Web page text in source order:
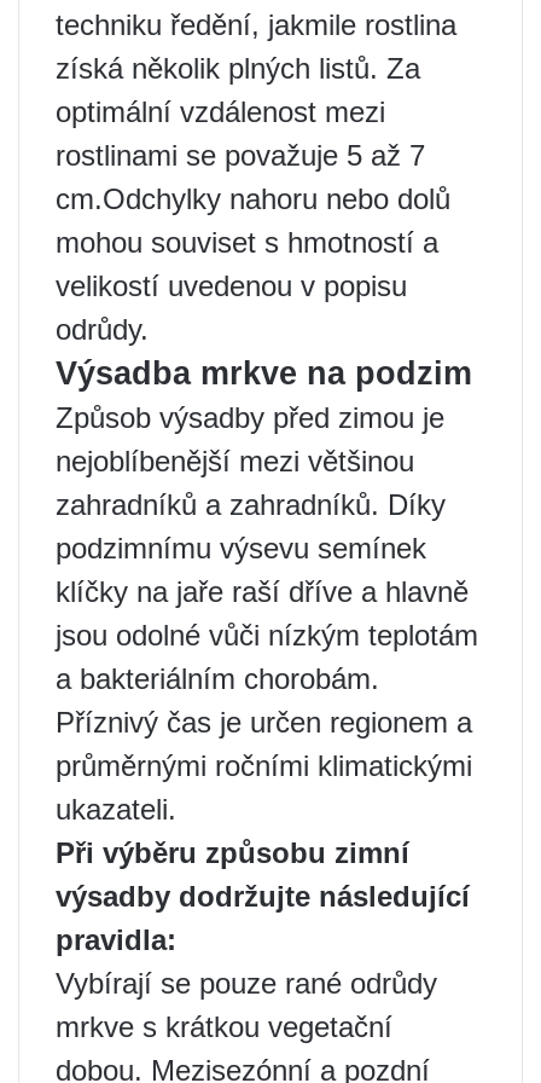
techniku ​​​​ředění, jakmile rostlina
získá několik plných listů. Za
optimální vzdálenost mezi
rostlinami se považuje 5 až 7
cm.Odchylky nahoru nebo dolů
mohou souviset s hmotností a
velikostí uvedenou v popisu
odrůdy.
Výsadba mrkve na podzim
Způsob výsadby před zimou je
nejoblíbenější mezi většinou
zahradníků a zahradníků. Díky
podzimnímu výsevu semínek
klíčky na jaře raší dříve a hlavně
jsou odolné vůči nízkým teplotám
a bakteriálním chorobám.
Příznivý čas je určen regionem a
průměrnými ročními klimatickými
ukazateli.
Při výběru způsobu zimní
výsadby dodržujte následující
pravidla:
Vybírají se pouze rané odrůdy
mrkve s krátkou vegetační
dobou. Mezisezónní a pozdní